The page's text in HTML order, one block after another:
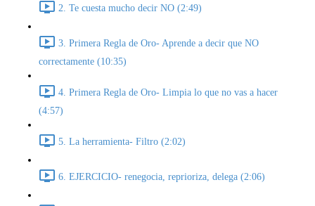
2. Te cuesta mucho decir NO (2:49)
3. Primera Regla de Oro- Aprende a decir que NO
correctamente (10:35)
4. Primera Regla de Oro- Limpia lo que no vas a hacer
(4:57)
5. La herramienta- Filtro (2:02)
6. EJERCICIO- renegocia, reprioriza, delega (2:06)